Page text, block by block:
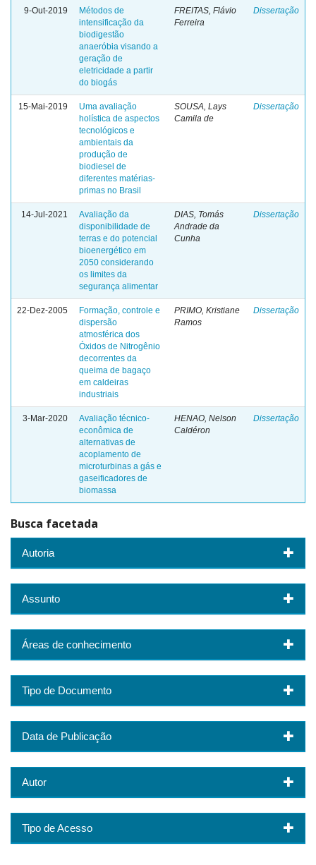
9-Out-2019
Métodos de
intensificação da
biodigestão
anaeróbia visando a
geração de
eletricidade a partir
do biogás
FREITAS, Flávio
Ferreira
Dissertação
15-Mai-2019
Uma avaliação
holística de aspectos
tecnológicos e
ambientais da
produção de
biodiesel de
diferentes matérias-
primas no Brasil
SOUSA, Lays
Camila de
Dissertação
14-Jul-2021
Avaliação da
disponibilidade de
terras e do potencial
bioenergético em
2050 considerando
os limites da
segurança alimentar
DIAS, Tomás
Andrade da
Cunha
Dissertação
22-Dez-2005
Formação, controle e
dispersão
atmosférica dos
Óxidos de Nitrogênio
decorrentes da
queima de bagaço
em caldeiras
industriais
PRIMO, Kristiane
Ramos
Dissertação
3-Mar-2020
Avaliação técnico-
econômica de
alternativas de
acoplamento de
microturbinas a gás e
gaseificadores de
biomassa
HENAO, Nelson
Caldéron
Dissertação
Busca facetada
Autoria
Assunto
Áreas de conhecimento
Tipo de Documento
Data de Publicação
Autor
Tipo de Acesso